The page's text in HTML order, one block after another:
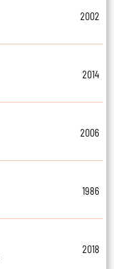
2002
2014
2006
1986
2018